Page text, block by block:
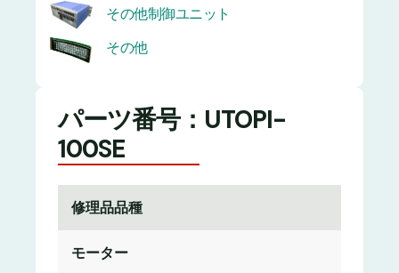
その他制御ユニット
その他
パーツ番号：UTOPI-
100SE
修理品品種
モーター